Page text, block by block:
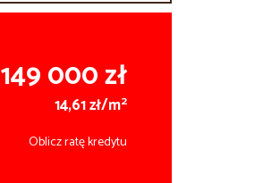
149 000 zł
14,61 zł/m2
Oblicz ratę kredytu